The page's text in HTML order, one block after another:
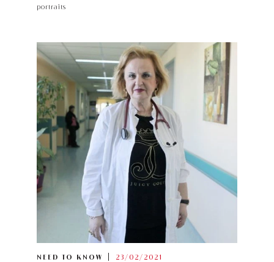
portraits
NEED TO KNOW 23/02/2021